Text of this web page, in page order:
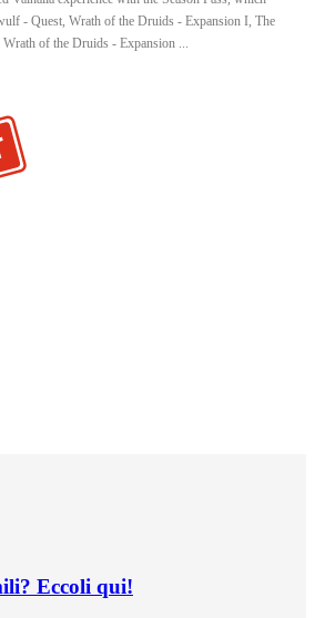
- Quest, Wrath of the Druids - Expansion I, The
of the Druids - Expansion ...
Eccoli qui!